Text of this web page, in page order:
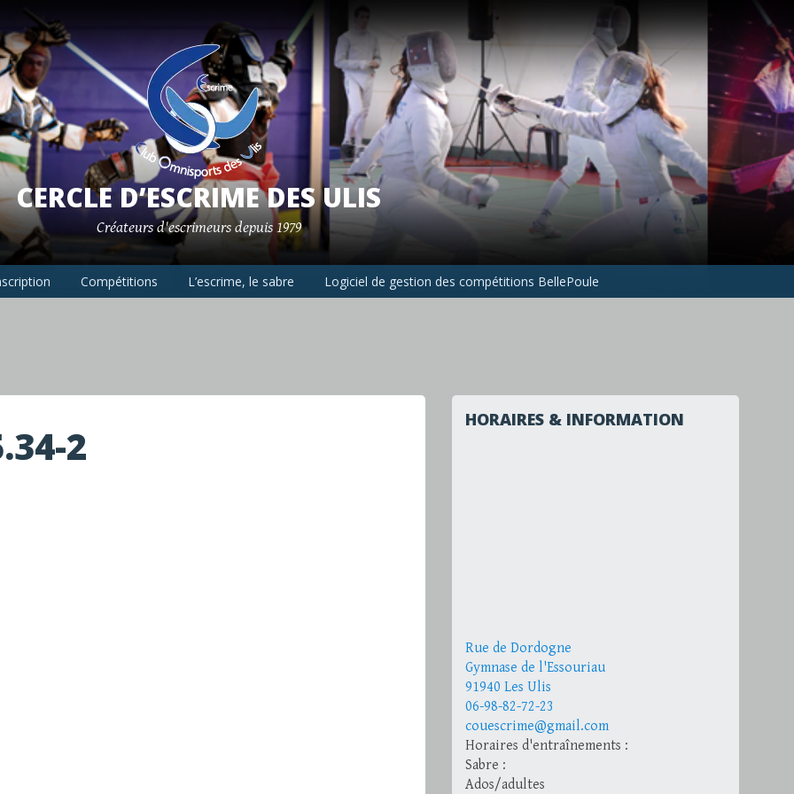
CERCLE D’ESCRIME DES ULIS
Créateurs d'escrimeurs depuis 1979
Compétitions L’escrime, le sabre Logiciel de gestion des compétitions BellePoule
2
HORAIRES & INFORMATION
Rue de Dordogne
Gymnase de l'Essouriau
91940 Les Ulis
06-98-82-72-23
couescrime@gmail.com
Horaires d'entraînements :
Sabre :
Ados/adultes